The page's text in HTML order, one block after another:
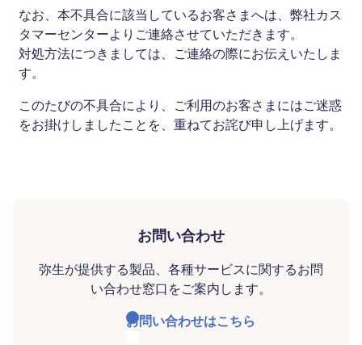
なお、本不具合に該当しているお客さまへは、弊社カス
タマーセンターよりご連絡させていただきます。
対処方法につきましては、ご連絡の際にお伝えいたしま
す。
このたびの不具合により、ご利用のお客さまにはご迷惑
をお掛けしましたことを、重ねてお詫び申し上げます。
お問い合わせ
弥生が提供する製品、各種サービスに関するお問
い合わせ窓口をご案内します。
お問い合わせはこちら